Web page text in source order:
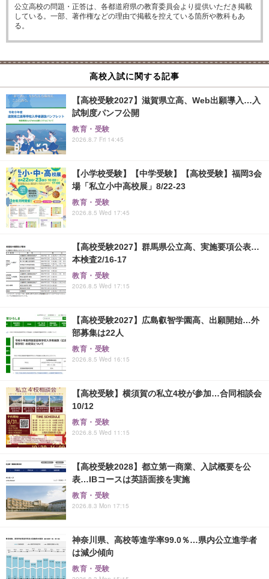
公立高校の問題・正答は、各都道府県の教育委員会より提供いただき掲載
している。一部、著作権などの理由で掲載を控えている箇所や教科もあ
る。
高校入試に関する記事
【高校受験2027】滋賀県立高、Web出願導入…入
試制度パンフ公開
教育・受験
2026.8.7 Fri 14:45
【小学校受験】【中学受験】【高校受験】福岡3会
場「私立小中高校展」8/22-23
教育・受験
2026.8.5 Wed 17:45
【高校受験2027】群馬県公立高、実施要項公表…
本検査2/16-17
教育・受験
2026.8.5 Wed 17:15
【高校受験2027】広島叡智学園高、出願開始…外
部募集は22人
教育・受験
2026.8.5 Wed 16:15
【高校受験】横須賀の私立4校が参加…合同相談会
10/12
教育・受験
2026.8.5 Wed 11:15
【高校受験2028】都立第一商業、入試概要を公
表…IBコースは英語面接を実施
教育・受験
2026.8.3 Mon 17:15
神奈川県、高校等進学率99.0％…県内公立進学者
は減少傾向
教育・受験